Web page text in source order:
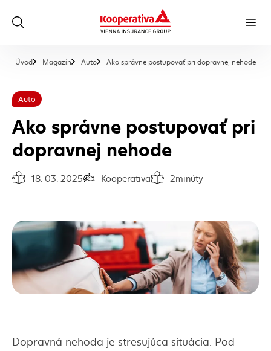
Úvod Magazín Auto Ako správne postupovať pri dopravnej nehode,
Auto
Ako správne postupovať pri
dopravnej nehode
Dátum vydania článku:
18. 03. 2025Autor článku:
KooperativaČas na prečítanie článku:
2minúty
Dopravná nehoda je stresujúca situácia. Pod